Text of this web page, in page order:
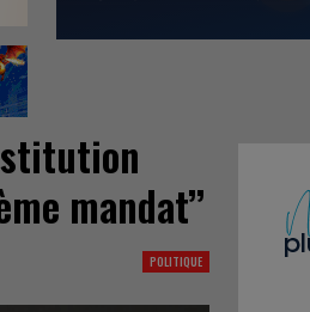
mandat’’
POLITIQUE